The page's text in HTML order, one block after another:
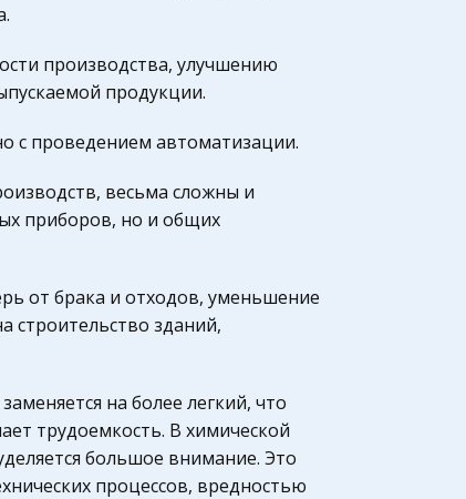
производства, улучшению
продукции.
с проведением автоматизации.
весьма сложны и
приборов, но и общих
от брака и отходов, уменьшение
строительство зданий,
на более легкий, что
трудоемкость. В химической
большое внимание. Это
процессов, вредностью